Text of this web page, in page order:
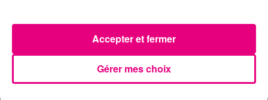
Affaire Jubillar : le procès en appel
Gérer mes choix
Accepter et fermer